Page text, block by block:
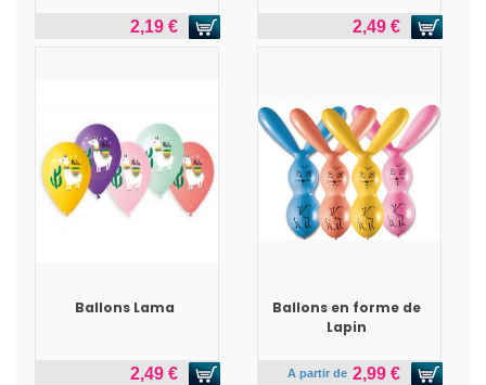
2,19 € 2,49 €
Ballons Lama
2,49 €
Ballons en forme de
Lapin
A partir de 2,99 €